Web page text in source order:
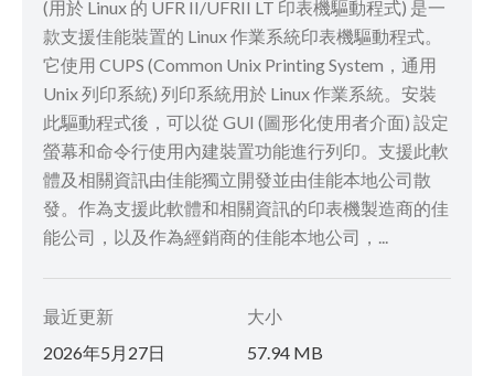
(用於 Linux 的 UFR II/UFRII LT 印表機驅動程式) 是一
款支援佳能裝置的 Linux 作業系統印表機驅動程式。
它使用 CUPS (Common Unix Printing System，通用
Unix 列印系統) 列印系統用於 Linux 作業系統。安裝
此驅動程式後，可以從 GUI (圖形化使用者介面) 設定
螢幕和命令行使用內建裝置功能進行列印。支援此軟
體及相關資訊由佳能獨立開發並由佳能本地公司散
發。作為支援此軟體和相關資訊的印表機製造商的佳
能公司，以及作為經銷商的佳能本地公司，...
最近更新
2026年5月27日
大小
57.94 MB